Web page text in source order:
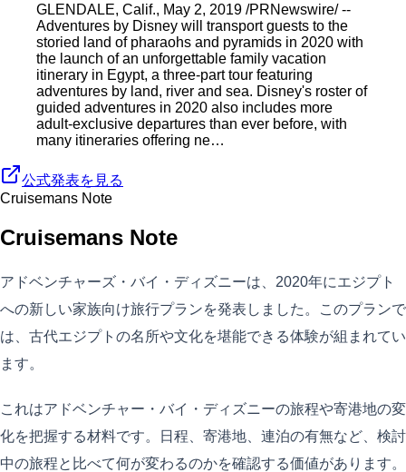
GLENDALE, Calif., May 2, 2019 /PRNewswire/ --
Adventures by Disney will transport guests to the
storied land of pharaohs and pyramids in 2020 with
the launch of an unforgettable family vacation
itinerary in Egypt, a three-part tour featuring
adventures by land, river and sea. Disney's roster of
guided adventures in 2020 also includes more
adult-exclusive departures than ever before, with
many itineraries offering ne…
公式発表を見る
Cruisemans Note
Cruisemans Note
アドベンチャーズ・バイ・ディズニーは、2020年にエジプト
への新しい家族向け旅行プランを発表しました。このプランで
は、古代エジプトの名所や文化を堪能できる体験が組まれてい
ます。
これはアドベンチャー・バイ・ディズニーの旅程や寄港地の変
化を把握する材料です。日程、寄港地、連泊の有無など、検討
中の旅程と比べて何が変わるのかを確認する価値があります。